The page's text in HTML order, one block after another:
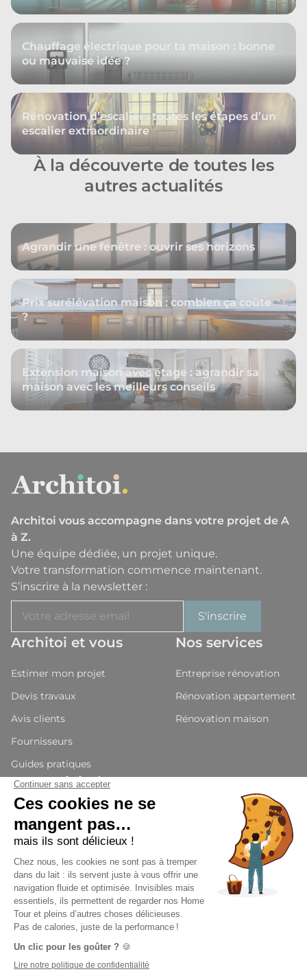
Chauffage électrique pour ta maison : bonne
ou mauvaise idée ?
Rénovation d’escalier : toutes les étapes d’un
escalier extraordinaire
À la découverte de toutes les
autres actualités
Agrandir une fenêtre : ouvrir ses horizons
Prix surélévation maison : combien ça coûte
?
Extension maison avec étage : agrandir sa
maison avec les meilleurs conseils
Architoi vous accompagne dans votre projet de A
à Z.
Une équipe dédiée, un projet unique.
Votre transformation commence maintenant.
S’inscrire à la newsletter :
Architoi et vous
Estimer mon projet
Devis travaux
Avis clients
Fournisseurs
Guides pratiques
Nos services
Entreprise rénovation
Rénovation appartement
Rénovation maison
Nous rejoindre
Devenir partenaires
Candidature
Presse et média
© Architoi 2026 - Tous droits réservés
Politiques de confidentialité
Suivez nous